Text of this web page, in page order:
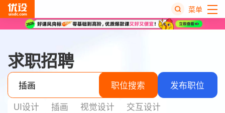
菜单
求职招聘
职位搜索
发布职位
UI设计
插画 视觉设计 交互设计